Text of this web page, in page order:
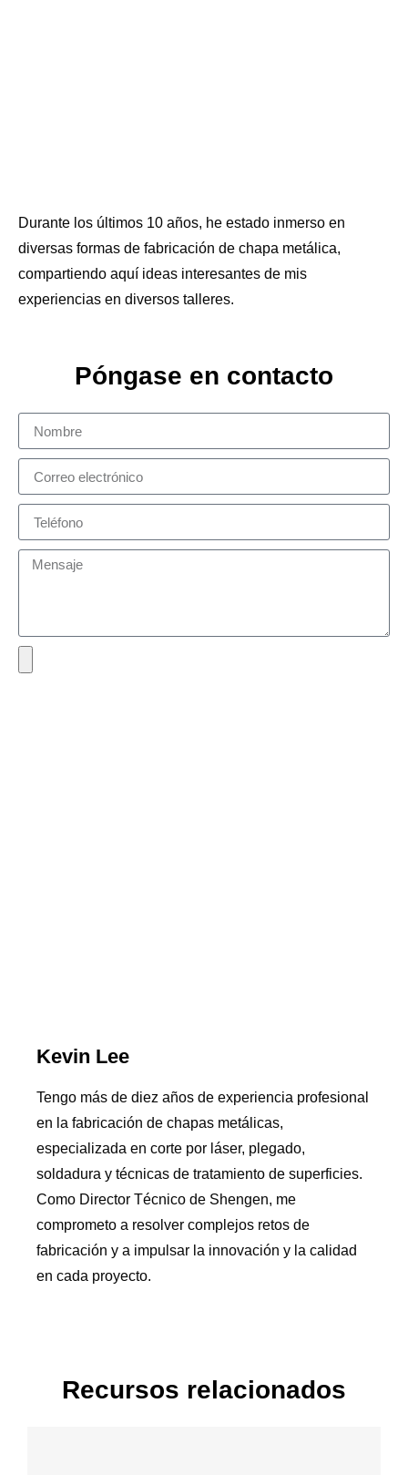
Durante los últimos 10 años, he estado inmerso en
diversas formas de fabricación de chapa metálica,
compartiendo aquí ideas interesantes de mis
experiencias en diversos talleres.
Póngase en contacto
Kevin Lee
Tengo más de diez años de experiencia profesional
en la fabricación de chapas metálicas,
especializada en corte por láser, plegado,
soldadura y técnicas de tratamiento de superficies.
Como Director Técnico de Shengen, me
comprometo a resolver complejos retos de
fabricación y a impulsar la innovación y la calidad
en cada proyecto.
Recursos relacionados